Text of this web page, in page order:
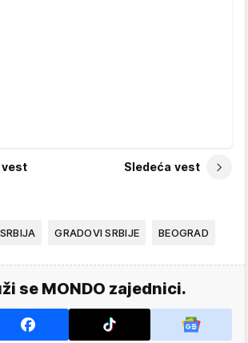
vest Sledeća vest
SRBIJA GRADOVI SRBIJE BEOGRAD
se MONDO zajednici.